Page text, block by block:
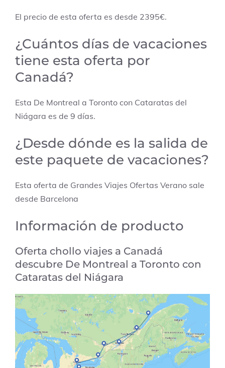
El precio de esta oferta es desde 2395€.
¿Cuántos días de vacaciones
tiene esta oferta por
Canadá?
Esta De Montreal a Toronto con Cataratas del
Niágara es de 9 días.
¿Desde dónde es la salida de
este paquete de vacaciones?
Esta oferta de Grandes Viajes Ofertas Verano sale
desde Barcelona
Información de producto
Oferta chollo viajes a Canadá
descubre De Montreal a Toronto con
Cataratas del Niágara